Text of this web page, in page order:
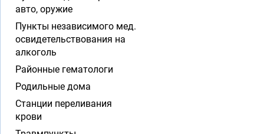
авто, оружие
Пункты независимого мед.
освидетельствования на
алкоголь
Районные гематологи
Родильные дома
Станции переливания
крови